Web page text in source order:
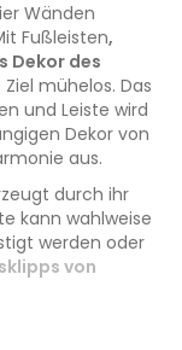
Wänden
Fußleisten,
Dekor des
mühelos. Das
und Leiste wird
Dekor von
aus.
durch ihr
kann wahlweise
werden oder
von